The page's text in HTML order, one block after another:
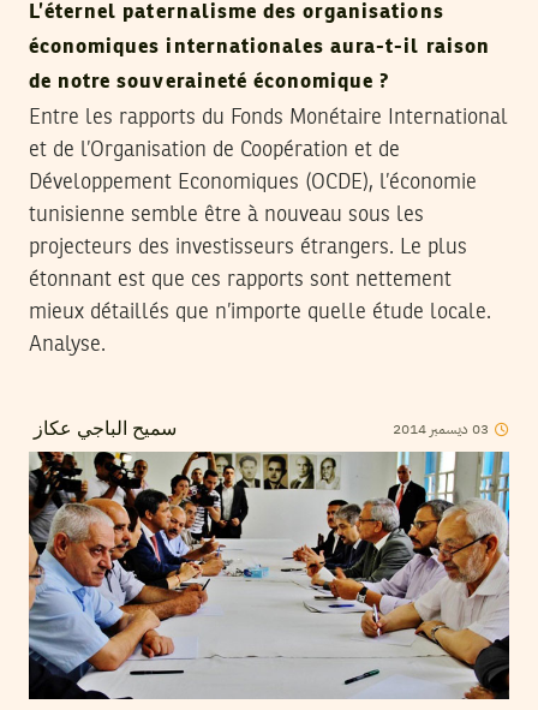
L’éternel paternalisme des organisations
économiques internationales aura-t-il raison
de notre souveraineté économique ?
Entre les rapports du Fonds Monétaire International
et de l’Organisation de Coopération et de
Développement Economiques (OCDE), l’économie
tunisienne semble être à nouveau sous les
projecteurs des investisseurs étrangers. Le plus
étonnant est que ces rapports sont nettement
mieux détaillés que n’importe quelle étude locale.
Analyse.
سميح الباجي عكاز 03 ديسمبر 2014